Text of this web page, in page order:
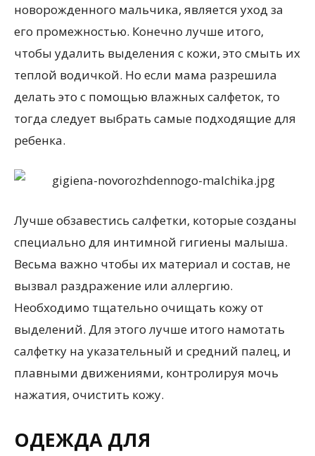
новорожденного мальчика, является уход за
его промежностью. Конечно лучше итого,
чтобы удалить выделения с кожи, это смыть их
теплой водичкой. Но если мама разрешила
делать это с помощью влажных салфеток, то
тогда следует выбрать самые подходящие для
ребенка.
Лучше обзавестись салфетки, которые созданы
специально для интимной гигиены малыша.
Весьма важно чтобы их материал и состав, не
вызвал раздражение или аллергию.
Необходимо тщательно очищать кожу от
выделений. Для этого лучше итого намотать
салфетку на указательный и средний палец, и
плавными движениями, контролируя мочь
нажатия, очистить кожу.
ОДЕЖДА ДЛЯ